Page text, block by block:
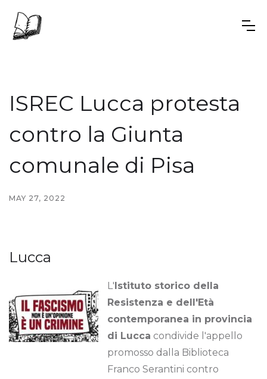
ISREC Lucca protesta
contro la Giunta
comunale di Pisa
MAY 27, 2022
Lucca
L'Istituto storico della
Resistenza e dell'Età
contemporanea in provincia
di Lucca condivide l'appello
promosso dalla Biblioteca
Franco Serantini contro